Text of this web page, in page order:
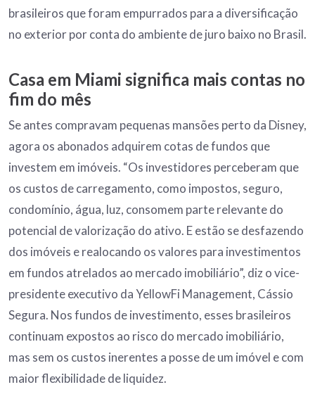
brasileiros que foram empurrados para a diversificação
no exterior por conta do ambiente de juro baixo no Brasil.
Casa em Miami significa mais contas no
fim do mês
Se antes compravam pequenas mansões perto da Disney,
agora os abonados adquirem cotas de fundos que
investem em imóveis. “Os investidores perceberam que
os custos de carregamento, como impostos, seguro,
condomínio, água, luz, consomem parte relevante do
potencial de valorização do ativo. E estão se desfazendo
dos imóveis e realocando os valores para investimentos
em fundos atrelados ao mercado imobiliário”, diz o vice-
presidente executivo da YellowFi Management, Cássio
Segura. Nos fundos de investimento, esses brasileiros
continuam expostos ao risco do mercado imobiliário,
mas sem os custos inerentes a posse de um imóvel e com
maior flexibilidade de liquidez.